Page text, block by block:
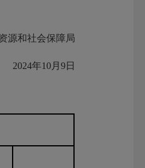
和社会保障局
年10月9日